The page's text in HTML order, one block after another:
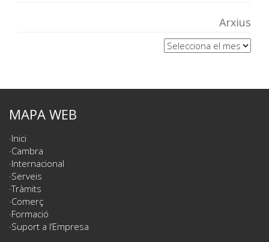
Arxius
Arxius
MAPA WEB
Inici
Cambra
Internacional
Serveis
Tràmits
Comerç
Formació
Suport a l’Empresa